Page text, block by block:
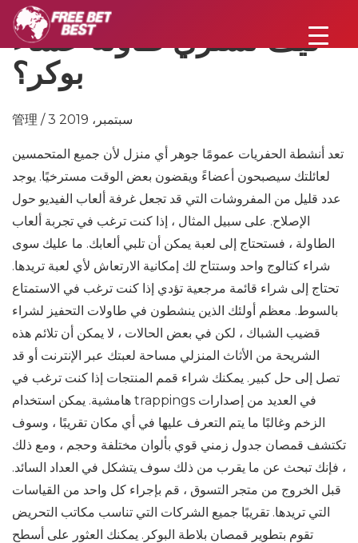
كيف تشتري طاولة عشاء
بوكر؟
管理 / 3 سبتمبر، 2019
تعد أنشطة الحفريات عمومًا جوهر أي منزل لأن جميع المتحمسين
لعائلتك سيصبحون أعضاءً ويقضون بعض الوقت مسترخيًا. يوجد
عدد قليل من المفروشات التي قد تجعل غرفة ألعاب الفيديو حول
الإصلاح. على سبيل المثال ، إذا كنت ترغب في تجربة ألعاب
الطاولة ، فستحتاج إلى لعبة يمكن أن تلبي ألعابك. ما عليك سوى
شراء كتالوج واحد وستتاح لك إمكانية الارتعاش لأي لعبة تريدها.
تحتاج إلى شراء قائمة مرجعية تؤدي إذا كنت ترغب في الاستمتاع
بالسوط. معظم أولئك الذين ينشطون في طاولات التحفيز لشراء
قضيب الشباك ، لكن في بعض الحالات ، لا يمكن أن تلائم هذه
الشريحة من الأثاث المنزلي مساحة لعبتك عبر الإنترنت أو قد
تصل إلى حل كبير. يمكنك شراء قمم المنتجات إذا كنت ترغب في
هامشية. يمكن استخدام trappings في العديد من إصدارات
الزخم وغالبًا ما يتم التعرف عليها في أي مكان تقريبًا ، وسوف
تكتشف قمصان جدول زمني قوي بألوان مختلفة وحجم ، ومع ذلك
، فإنك تبحث عن ما يقرب من ذلك سوف يتشكل في العداد السائد.
قبل الخروج من متجر التسوق ، قم بإجراء كل واحد من القياسات
التي تريدها. تقريبًا جميع الشركات التي تناسب مكاتب التحريض
تقوم بتطوير قمصان بلاطة البوكر. يمكنك العثور على أسطح